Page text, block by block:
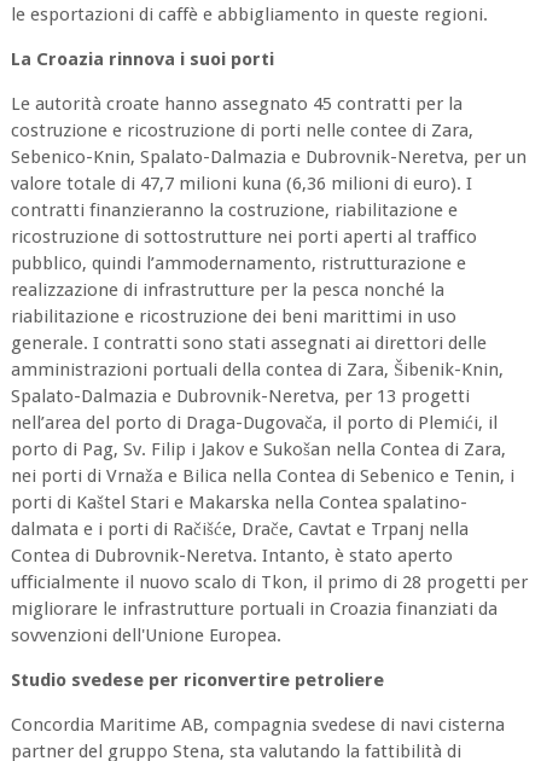
le esportazioni di caffè e abbigliamento in queste regioni.
La Croazia rinnova i suoi porti
Le autorità croate hanno assegnato 45 contratti per la
costruzione e ricostruzione di porti nelle contee di Zara,
Sebenico-Knin, Spalato-Dalmazia e Dubrovnik-Neretva, per un
valore totale di 47,7 milioni kuna (6,36 milioni di euro). I
contratti finanzieranno la costruzione, riabilitazione e
ricostruzione di sottostrutture nei porti aperti al traffico
pubblico, quindi l’ammodernamento, ristrutturazione e
realizzazione di infrastrutture per la pesca nonché la
riabilitazione e ricostruzione dei beni marittimi in uso
generale. I contratti sono stati assegnati ai direttori delle
amministrazioni portuali della contea di Zara, Šibenik-Knin,
Spalato-Dalmazia e Dubrovnik-Neretva, per 13 progetti
nell’area del porto di Draga-Dugovača, il porto di Plemići, il
porto di Pag, Sv. Filip i Jakov e Sukošan nella Contea di Zara,
nei porti di Vrnaža e Bilica nella Contea di Sebenico e Tenin, i
porti di Kaštel Stari e Makarska nella Contea spalatino-
dalmata e i porti di Račišće, Drače, Cavtat e Trpanj nella
Contea di Dubrovnik-Neretva. Intanto, è stato aperto
ufficialmente il nuovo scalo di Tkon, il primo di 28 progetti per
migliorare le infrastrutture portuali in Croazia finanziati da
sovvenzioni dell'Unione Europea.
Studio svedese per riconvertire petroliere
Concordia Maritime AB, compagnia svedese di navi cisterna
partner del gruppo Stena, sta valutando la fattibilità di